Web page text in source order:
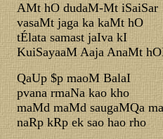
AMt hO dudaM-Mt iSaiSar
vasaMt jaga ka kaMt hO
tÉlata samast jaIva kI
KuiSayaaM Aaja AnaMt
QaUp $p maoM BalaI
pvana rmaNa kao kho
maMd maMd saugaMQa
naRp kRp ek sao hao rho